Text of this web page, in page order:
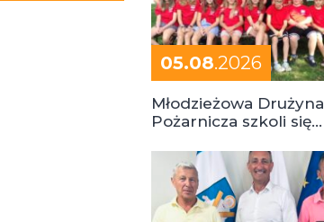
05.08.2026
Młodzieżowa Drużyna
Pożarnicza szkoli się